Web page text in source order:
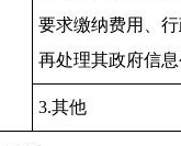
要求缴纳费用、
再处理其政府信
3.其他